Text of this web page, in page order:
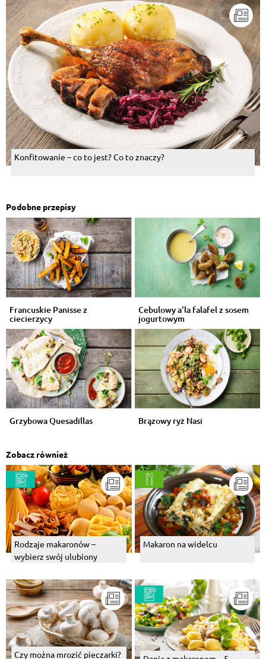
Konfitowanie – co to jest? Co to znaczy?
Podobne przepisy
Francuskie Panisse z
ciecierzycy
Cebulowy a'la falafel z sosem
jogurtowym
Grzybowa Quesadillas Brązowy ryż Nasi
Zobacz również
Rodzaje makaronów –
wybierz swój ulubiony
Makaron na widelcu
Czy można mrozić pieczarki?